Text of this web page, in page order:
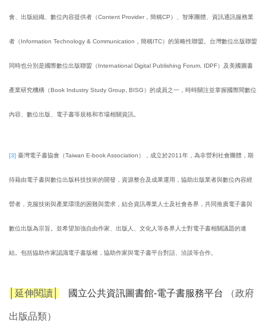
會、出版組織、數位內容提供者（Content Provider，簡稱CP）、智庫團體、資訊通訊服務業
者（Information Technology & Communication，簡稱ITC）的策略性聯盟。台灣數位出版聯盟
同時也分別是國際數位出版聯盟（International Digital Publishing Forum, IDPF）及美國圖書
產業研究機構（Book Industry Study Group, BISG）的成員之一，時時關注並掌握國際間數位
內容、數位出版、電子書等規格和市場相關資訊。
[3] 臺灣電子書協會（Taiwan E-book Association），成立於2011年，為非營利社會團體，期
待藉由電子書與數位出版科技技術的開發，資源整合及成果運用，協助出版業者與數位內容經
營者，克服技術與產業環境的困難與需求，結合資訊專業人士及社會各界，共同推廣電子書與
數位出版為宗旨。並希望加強自由作家、出版人、文化人等各界人士對電子書相關議題的連
結。包括協助作家認識電子書版權，協助作家與電子書平台對話、洽談等合作。
│延伸閱讀│ 國立公共資訊圖書館-電子書服務平台 （政府
出版品類）